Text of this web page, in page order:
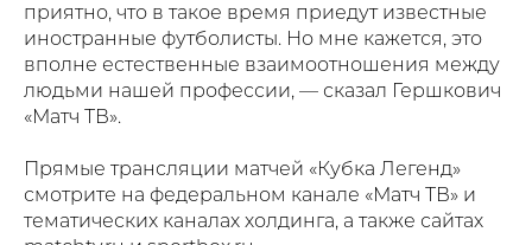
приятно, что в такое время приедут известные
иностранные футболисты. Но мне кажется, это
вполне естественные взаимоотношения между
людьми нашей профессии, — сказал Гершкович
«Матч ТВ».
Прямые трансляции матчей «Кубка Легенд»
смотрите на федеральном канале «Матч ТВ» и
тематических каналах холдинга, а также сайтах